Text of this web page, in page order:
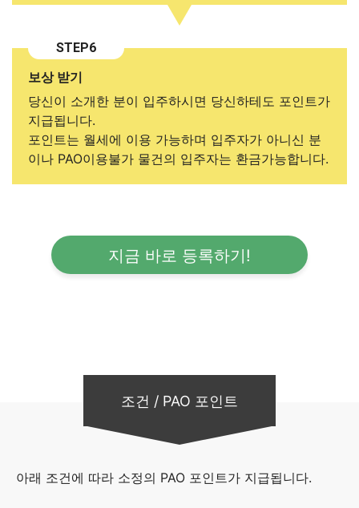
STEP6
보상 받기
당신이 소개한 분이 입주하시면 당신하테도 포인트가
지급됩니다.
포인트는 월세에 이용 가능하며 입주자가 아니신 분
이나 PAO이용불가 물건의 입주자는 환금가능합니다.
지금 바로 등록하기!
조건 / PAO 포인트
아래 조건에 따라 소정의 PAO 포인트가 지급됩니다.